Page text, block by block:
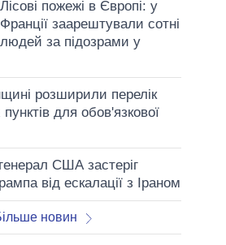
Лісові пожежі в Європі: у
Франції заарештували сотні
людей за підозрами у
розширили перелік
для обов'язкової
США застеріг
від ескалації з Іраном
новин